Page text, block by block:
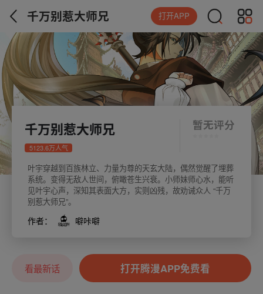
千万别惹大师兄 打开APP
千万别惹大师兄
5123.6万人气
暂无评分
叶宇穿越到百族林立、力量为尊的天玄大陆，偶然觉醒了埋葬
系统。变得无敌人世间，俯瞰苍生兴衰。小师妹师心水，能听
见叶宇心声，深知其表面大方，实则凶残，故劝诫众人 “千万
别惹大师兄”。
作者： 噼咔噼
看最新话 打开腾漫APP免费看